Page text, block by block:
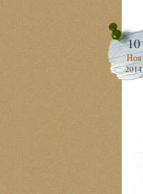
10
Ноя
2014